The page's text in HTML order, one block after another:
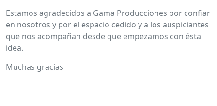
Estamos agradecidos a Gama Producciones por confiar
en nosotros y por el espacio cedido y a los auspiciantes
que nos acompañan desde que empezamos con ésta
idea.
Muchas gracias